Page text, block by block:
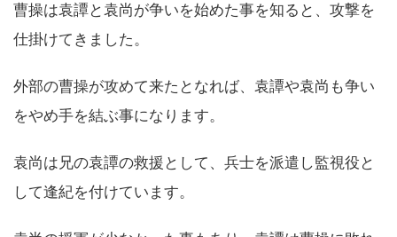
曹操は袁譚と袁尚が争いを始めた事を知ると、攻撃を
仕掛けてきました。
外部の曹操が攻めて来たとなれば、袁譚や袁尚も争い
をやめ手を結ぶ事になります。
袁尚は兄の袁譚の救援として、兵士を派遣し監視役と
して逢紀を付けています。